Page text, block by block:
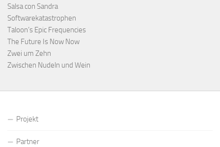
Salsa con Sandra
Softwarekatastrophen
Taloon’s Epic Frequencies
The Future Is Now Now
Zwei um Zehn
Zwischen Nudeln und Wein
Projekt
Partner